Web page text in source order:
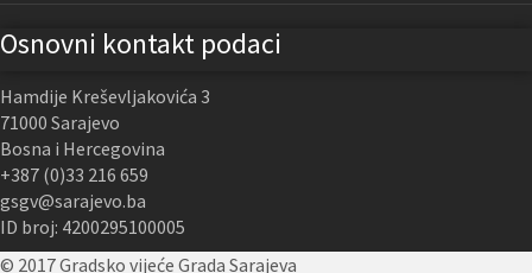
Osnovni kontakt podaci
Hamdije Kreševljakovića 3
71000 Sarajevo
Bosna i Hercegovina
+387 (0)33 216 659
gsgv@sarajevo.ba
ID broj: 4200295100005
© 2017 Gradsko vijeće Grada Sarajeva